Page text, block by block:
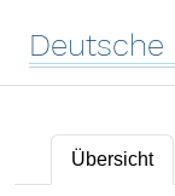
Deutsche
Übersicht